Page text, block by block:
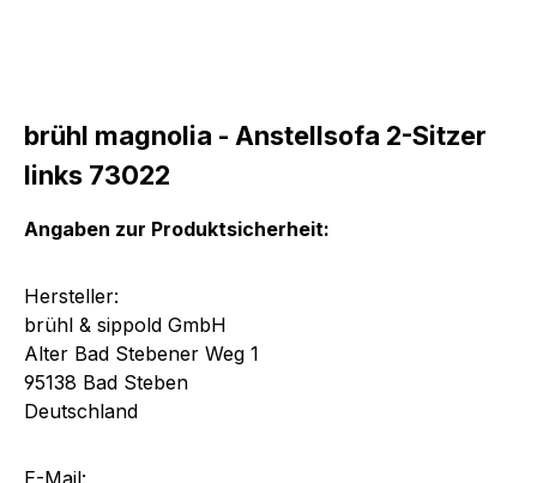
brühl magnolia - Anstellsofa 2-Sitzer
links 73022
Angaben zur Produktsicherheit:
Hersteller:
brühl & sippold GmbH
Alter Bad Stebener Weg 1
95138 Bad Steben
Deutschland
E-Mail: